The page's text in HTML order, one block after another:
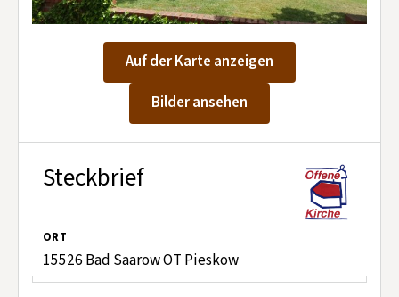
Mitglied werden
Auf der Karte anzeigen
Bilder ansehen
Steckbrief
ORT
15526 Bad Saarow OT Pieskow